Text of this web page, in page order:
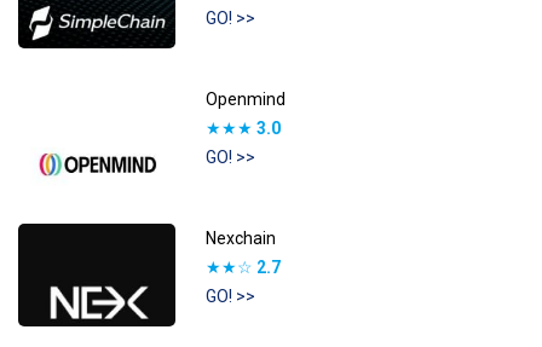
GO! >>
Openmind
★★★ 3.0
GO! >>
Nexchain
★★☆ 2.7
GO! >>